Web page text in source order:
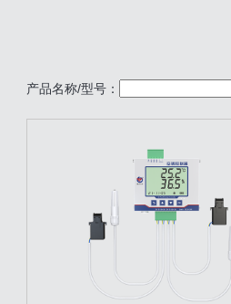
产品名称/型号：